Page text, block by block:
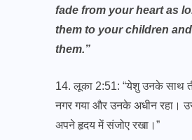
fade from your heart as
them to your children
them.”
14. लूका 2:51: “येशु उनके साथ
नगर गया और उनके अधीन रहा।
अपने हृदय में संजोए रखा।”